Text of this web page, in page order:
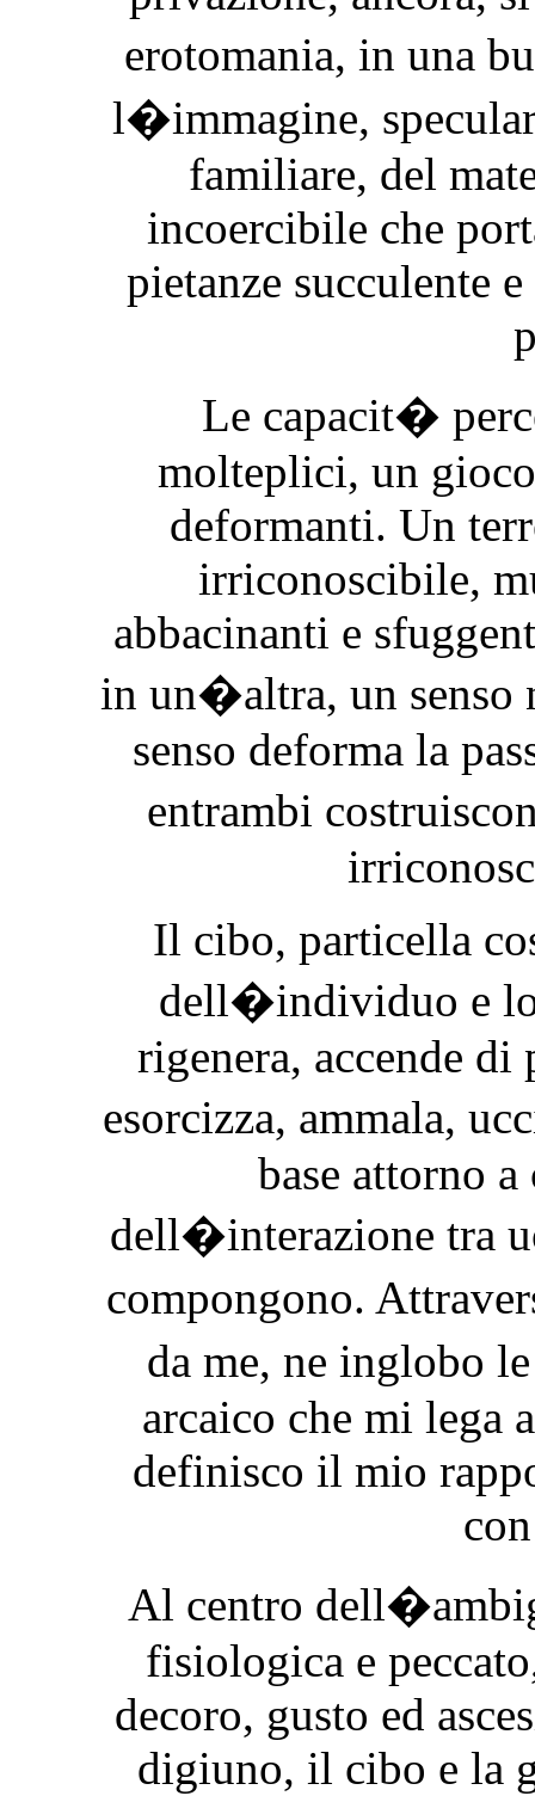
erotomania, in una
l�immagine,
familiare, del
incoercibile che
pietanze succulente
Le capacit�
molteplici, un
deformanti. Un
irriconoscibile,
abbacinanti e
in un�altra, un
senso deforma la
entrambi
Il cibo, particella
dell�individuo e
rigenera, accende
esorcizza, ammala,
base attorno
dell�interazione tra
compongono.
da me, ne inglobo
arcaico che mi lega
definisco il mio
Al centro
fisiologica e
decoro, gusto ed
digiuno, il cibo e la